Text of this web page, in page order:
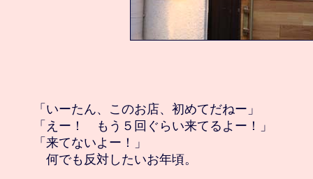
「いーたん、このお店、初めてだねー」
「えー！　もう５回ぐらい来てるよー！」
「来てないよー！」